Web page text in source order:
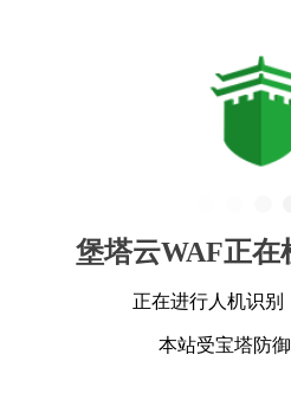
堡塔云WAF正在
正在进行人机识别
本站受宝塔防